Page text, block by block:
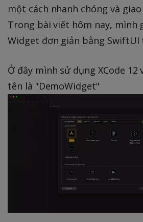
một cách nhanh chóng và
Trong bài viết hôm nay, mình
Widget đơn giản bằng SwiftUI
Ở đây mình sử dụng XCode
tên là "DemoWidget"